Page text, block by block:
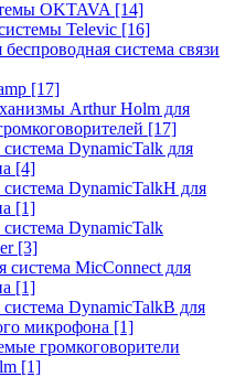
OKTAVA [14]
Televic [16]
система связи
[17]
Arthur Holm для
[17]
DynamicTalk для
[4]
DynamicTalkH для
[1]
DynamicTalk
[3]
система MicConnect для
[1]
DynamicTalkB для
микрофона [1]
громкоговорители
[1]